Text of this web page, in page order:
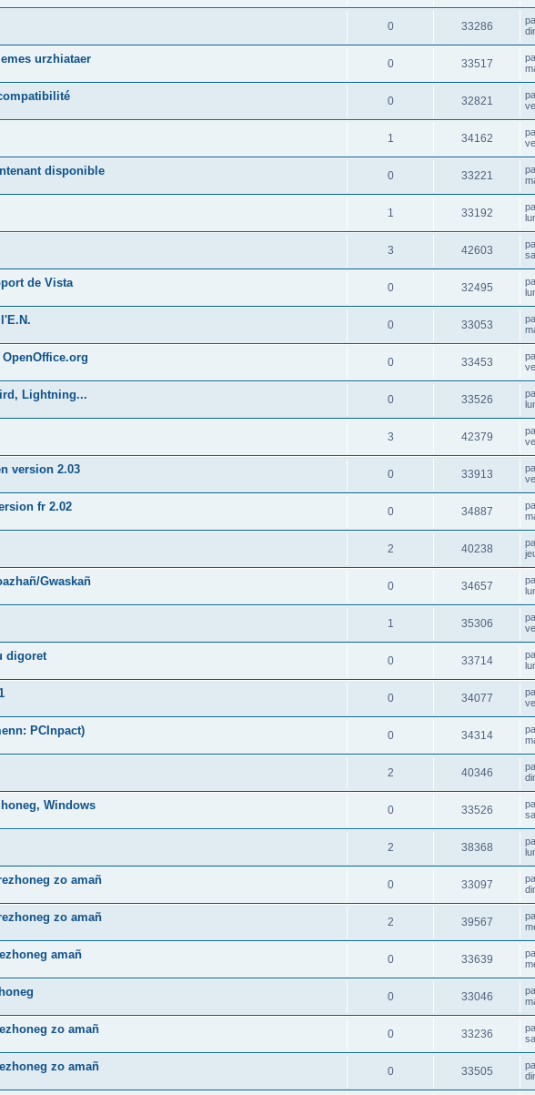
0 33286
urzhiataer 0 33517
0 32821
1 34162
disponible 0 33221
1 33192
3 42603
de Vista 0 32495
0 33053
0 33453
Lightning... 0 33526
3 42379
version 2.03 0 33913
fr 2.02 0 34887
2 40238
Gwaskañ 0 34657
1 35306
digoret 0 33714
0 34077
PCInpact) 0 34314
2 40346
Windows 0 33526
2 38368
zo amañ 0 33097
zo amañ 2 39567
amañ 0 33639
0 33046
zo amañ 0 33236
zo amañ 0 33505